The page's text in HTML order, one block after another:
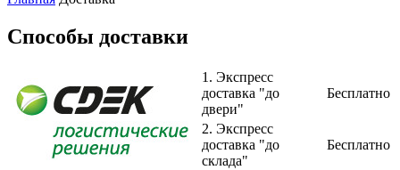
Способы доставки
1. Экспресс
доставка "до
двери"
Бесплатно
2. Экспресс
доставка "до
склада"
Бесплатно